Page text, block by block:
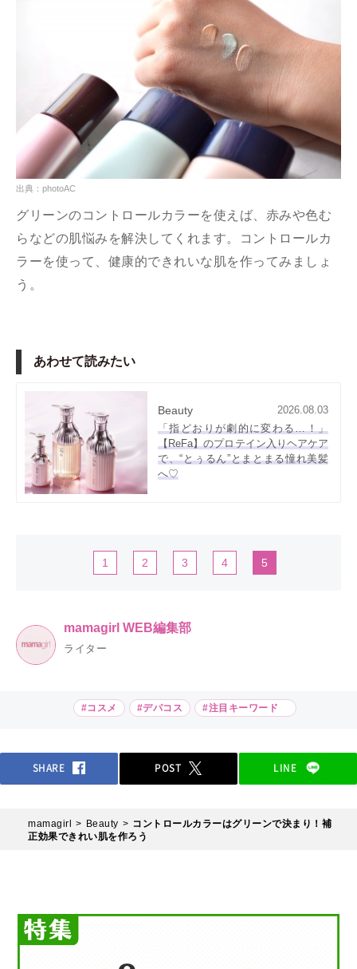
出典：photoAC
グリーンのコントロールカラーを使えば、赤みや色む
らなどの肌悩みを解決してくれます。コントロールカ
ラーを使って、健康的できれいな肌を作ってみましょ
う。
あわせて読みたい
Beauty
2026.08.03
「指どおりが劇的に変わる…！」
【ReFa】のプロテイン入りヘアケア
で、“とぅるん”とまとまる憧れ美髪
へ♡
1 2 3 4 5
mamagirl WEB編集部
ライター
#コスメ #デパコス #注目キーワード
SHARE POST LINE
mamagirl Beauty
コントロールカラーはグリーンで決まり！補
正効果できれい肌を作ろう